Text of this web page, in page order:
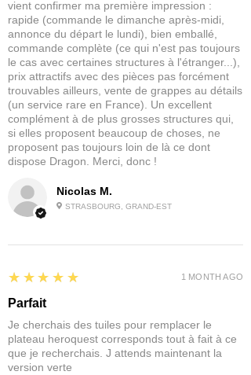
pour obtenir un bon mélange.
Nicolas M.
STRASBOURG, GRAND-EST
vient confirmer ma première impression :
rapide (commande le dimanche après-midi,
annonce du départ le lundi), bien emballé,
commande complète (ce qui n'est pas toujours
le cas avec certaines structures à l'étranger...),
prix attractifs avec des pièces pas forcément
trouvables ailleurs, vente de grappes au détails
(un service rare en France). Un excellent
complément à de plus grosses structures qui,
si elles proposent beaucoup de choses, ne
proposent pas toujours loin de là ce dont
dispose Dragon. Merci, donc !
5
★★★★★
Parfait
Je cherchais des tuiles pour remplacer le
plateau heroquest corresponds tout à fait à ce
que je recherchais. J attends maintenant la
version verte
1 MONTH AGO